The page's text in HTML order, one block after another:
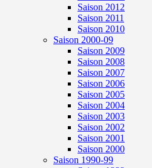
Saison 2012
Saison 2011
Saison 2010
Saison 2000-09
Saison 2009
Saison 2008
Saison 2007
Saison 2006
Saison 2005
Saison 2004
Saison 2003
Saison 2002
Saison 2001
Saison 2000
Saison 1990-99